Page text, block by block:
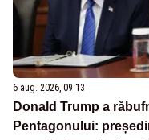
6 aug. 2026, 09:13
Donald Trump a
Pentagonului: